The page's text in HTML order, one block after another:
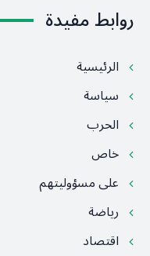
روابط مفيدة
الرئيسية
سياسة
الحرب
خاص
على مسؤوليتهم
رياضة
اقتصاد